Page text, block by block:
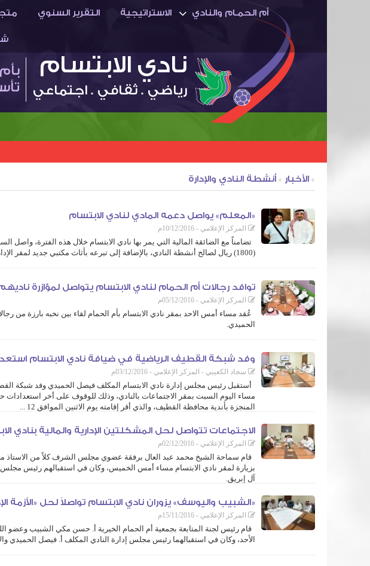
أم الحمـام والنادي الاستراتيجية التقرير السنوي
نادي الابتسام
رياضي . ثقافي . اجتماعي
» الأخبار » أنشطة النادي والإدارة
«المعلم» يواصل دعمه المادي لنادي الابتسام
المركز الإعلامي - 10/12/2016م
تضامناً مع الضائقة المالية التي يمر بها نادي الابتسام خلال هذه الفترة، واصل
(1800) ريال لصالح أنشطة النادي، بالإضافة إلى تبرعه بأثاث مكتبي جديد لمقر الإدارة، وكرسي متحرك للعيادة الطبية.
توافد رجالات أم الحمام لنادي الابتسام يتواصل لمؤازرة
المركز الإعلامي - 05/12/2016م
عُقد مساء أمس الاحد بمقر نادي الابتسام بأم الحمام لقاء بين نخبه بارزة من
الحميدي.
مع النادي ...
وفد شبكة القطيف الرياضية في ضيافة نادي الابتسام
سجاد الكعيبي - المركز الإعلامي - 03/12/2016م
أستقبل رئيس مجلس إدارة نادي الابتسام المكلف فيصل الحميدي وفد شبكة
مساء اليوم السبت بمقر الاجتماعات بالنادي، وذلك للوقوف على أخر استعدادات
المنجزة بأندية محافظة القطيف، والذي أقر إقامته يوم الاثنين الموافق 12 ...
الاجتماعات تتواصل لحل المشكلتين الإدارية والمالية بنادي
المركز الإعلامي - 02/12/2016م
قام سماحة الشيخ محمد عبد العال برفقة عضوي مجلس الشرف كلاً من الاستاذ
بزيارة لمقر نادي الابتسام مساء أمس الخميس، وكان في استقبالهم رئيس مجلس
آل إبريق.
وتأتي هذه الزيارة تواصلاً للجهود ...«الشبيب واليوسف» يزوران نادي الابتسام تواصلاً لحل «الأزمة
المركز الإعلامي - 15/11/2016م
قام رئيس لجنة المتابعة بجمعية أم الحمام الخيرية أ. حسن مكي الشبيب وعضو
الأحد، وكان في استقبالهما رئيس مجلس إدارة النادي المكلف أ. فيصل الحميدي